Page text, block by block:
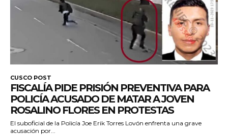
CUSCO POST
FISCALÍA PIDE PRISIÓN PREVENTIVA PARA
POLICÍA ACUSADO DE MATAR A JOVEN
ROSALINO FLORES EN PROTESTAS
El suboficial de la Policía Joe Erik Torres Lovón enfrenta una grave
acusación por...